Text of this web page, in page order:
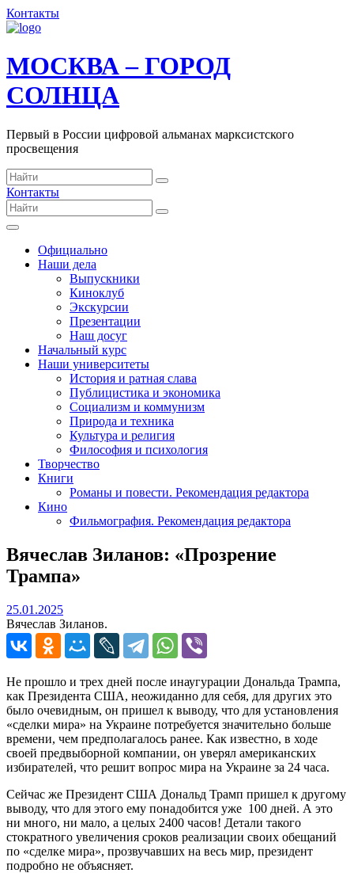
Контакты
МОСКВА – ГОРОД
СОЛНЦА
Первый в России цифровой альманах марксистского
просвещения
Контакты
Официально
Наши дела
Выпускники
Киноклуб
Экскурсии
Презентации
Наш досуг
Начальный курс
Наши университеты
История и ратная слава
Публицистика и экономика
Социализм и коммунизм
Природа и техника
Культура и религия
Философия и психология
Творчество
Книги
Романы и повести. Рекомендация редактора
Кино
Фильмография. Рекомендация редактора
Вячеслав Зиланов: «Прозрение
Трампа»
25.01.202525.01.2025
Вячеслав Зиланов.
Не прошло и трех дней после инаугурации Дональда Трампа,
как Президента США, неожиданно для себя, для других это
было очевидным, он пришел к выводу, что для установления
«сделки мира» на Украине потребуется значительно больше
времени, чем предполагалось ранее. Как известно, в ходе
своей предвыборной компании, он уверял американских
избирателей, что решит вопрос мира на Украине за 24 часа.
Сейчас же Президент США Дональд Трамп пришел к другому
выводу, что для этого ему понадобится уже 100 дней. А это
ни много, ни мало, а целых 2400 часов! Детали такого
стократного увеличения сроков реализации своих обещаний
по «сделке мира», прозвучавших на весь мир, президент
подробно не объясняет.